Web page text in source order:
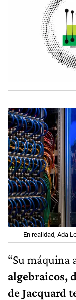
En realidad, Ada
“Su máquina
algebraicos,
de Jacquard